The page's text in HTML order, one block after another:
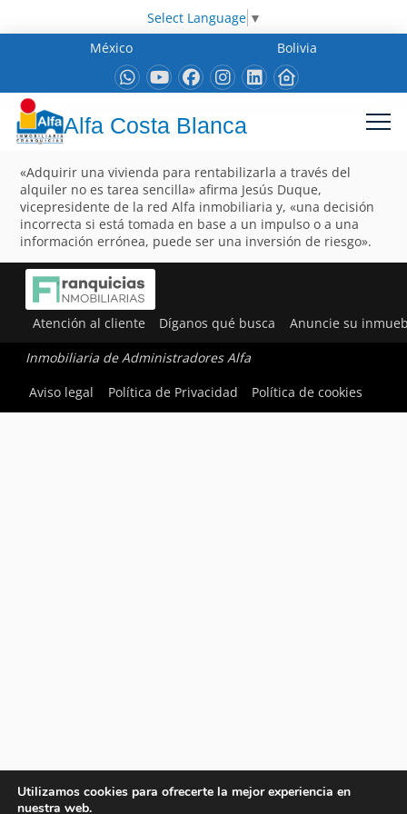
Select Language ▼
México
Bolivia
Alfa Costa Blanca
«Adquirir una vivienda para rentabilizarla a través del
alquiler no es tarea sencilla» afirma Jesús Duque,
vicepresidente de la red Alfa inmobiliaria y, «una decisión
incorrecta si está tomada en base a un impulso o a una
información errónea, puede ser una inversión de riesgo».
Atención al cliente Díganos qué busca Anuncie su
Inmobiliaria de Administradores Alfa
Aviso legal
Política de Privacidad Política de cookies
Utilizamos cookies para ofrecerte la mejor experiencia en
nuestra web.